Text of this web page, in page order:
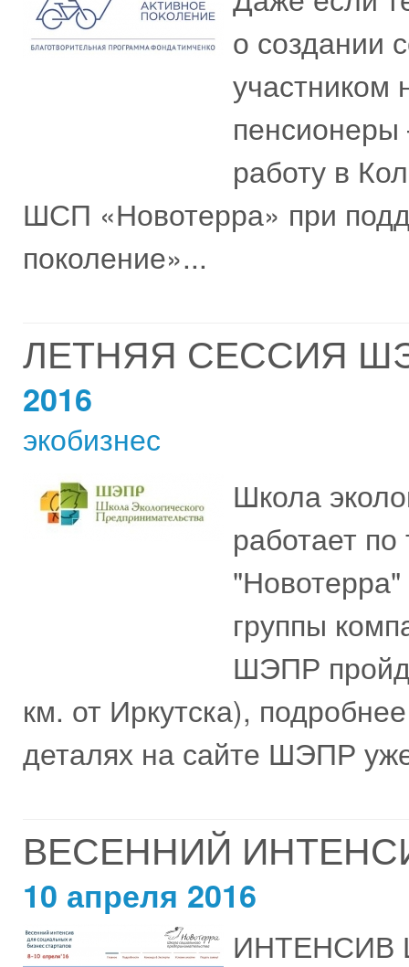
о создании
участником
работу в
ШСП «Новотерра» при
поколение»...
ЛЕТНЯЯ СЕССИЯ
2016
экобизнес
Школа
работает по
группы
ШЭПР
км. от Иркутска),
деталях на сайте ШЭПР
ВЕСЕННИЙ
10 апреля 2016